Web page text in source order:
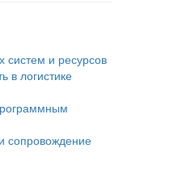
и ресурсов
в логистике
сопровождение